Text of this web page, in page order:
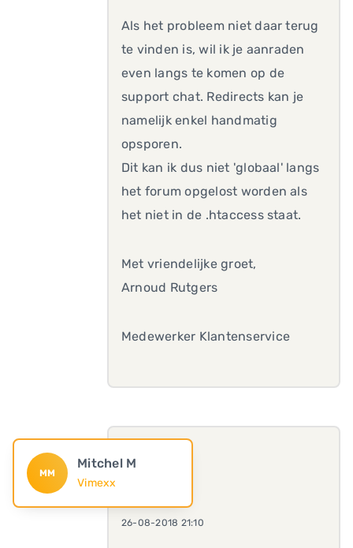
Als het probleem niet daar terug
te vinden is, wil ik je aanraden
even langs te komen op de
support chat. Redirects kan je
namelijk enkel handmatig
opsporen.
Dit kan ik dus niet 'globaal' langs
het forum opgelost worden als
het niet in de .htaccess staat.
Met vriendelijke groet,
Arnoud Rutgers
Medewerker Klantenservice
MM
Mitchel M
Vimexx
26-08-2018 21:10